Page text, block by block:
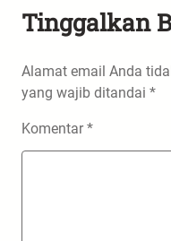
Tinggalkan
Alamat email Anda
yang wajib ditandai *
Komentar*